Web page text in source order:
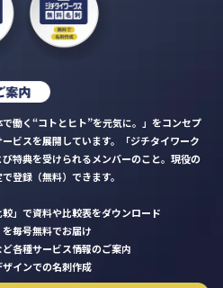
働く“コトとヒト”を元気に。」をコンセプ
ビスを展開しています。「ジチタイワーク
特典を受けられるメンバーのこと。現役の
登録（無料）できます。
」で資料や比較表をダウンロード
毎号無料でお届け
各種サービス情報のご案内
インでの名刺作成